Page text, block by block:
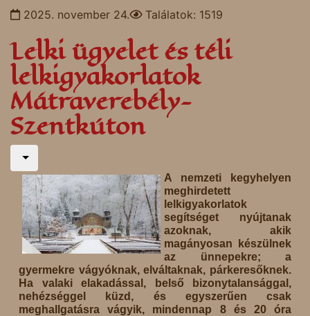
2025. november 24.
Találatok: 1519
Lelki ügyelet és téli
lelkigyakorlatok
Mátraverebély-
Szentkúton
A nemzeti kegyhelyen
meghirdetett
lelkigyakorlatok
segítséget nyújtanak
azoknak, akik
magányosan készülnek
az ünnepekre; a
gyermekre vágyóknak, elváltaknak, párkeresőknek.
Ha valaki elakadással, belső bizonytalansággal,
nehézséggel küzd, és egyszerűen csak
meghallgatásra vágyik, mindennap 8 és 20 óra